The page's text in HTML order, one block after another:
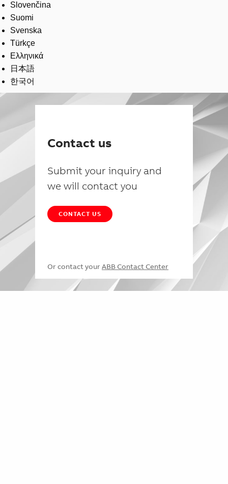
Slovenčina
Suomi
Svenska
Türkçe
Ελληνικά
日本語
한국어
Contact us
Submit your inquiry and
we will contact you
CONTACT US
Or contact your ABB Contact Center